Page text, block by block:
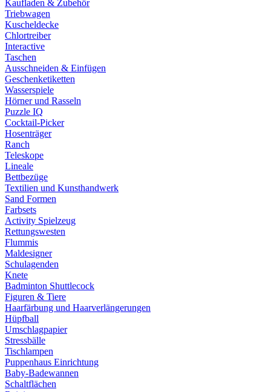
Kaufladen & Zubehör
Triebwagen
Kuscheldecke
Chlortreiber
Interactive
Taschen
Ausschneiden & Einfügen
Geschenketiketten
Wasserspiele
Hörner und Rasseln
Puzzle IQ
Cocktail-Picker
Hosenträger
Ranch
Teleskope
Lineale
Bettbezüge
Textilien und Kunsthandwerk
Sand Formen
Farbsets
Activity Spielzeug
Rettungswesten
Flummis
Maldesigner
Schulagenden
Knete
Badminton Shuttlecock
Figuren & Tiere
Haarfärbung und Haarverlängerungen
Hüpfball
Umschlagpapier
Stressbälle
Tischlampen
Puppenhaus Einrichtung
Baby-Badewannen
Schaltflächen